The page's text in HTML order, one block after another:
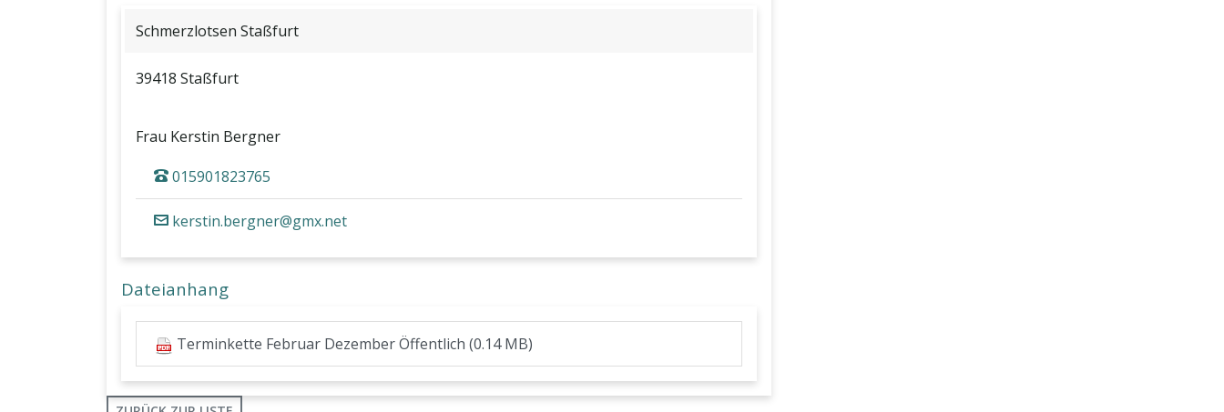
Schmerzlotsen Staßfurt
39418 Staßfurt
Frau Kerstin Bergner
015901823765
kerstin.bergner@gmx.net
Dateianhang
Terminkette Februar Dezember Öffentlich (0.14 MB)